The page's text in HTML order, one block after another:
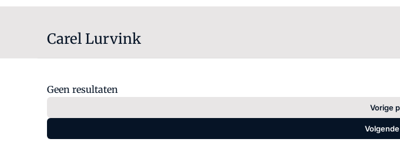
Carel Lurvink
Geen resultaten
Vorige